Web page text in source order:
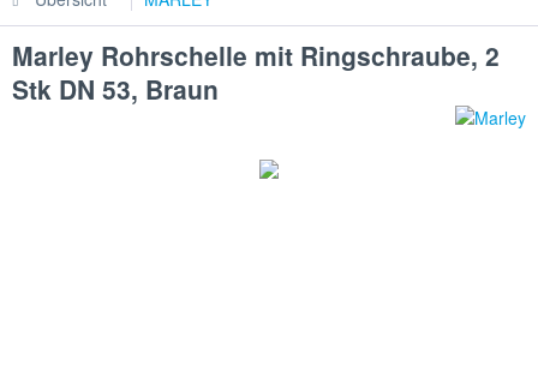
Marley Rohrschelle mit Ringschraube, 2
Stk DN 53, Braun